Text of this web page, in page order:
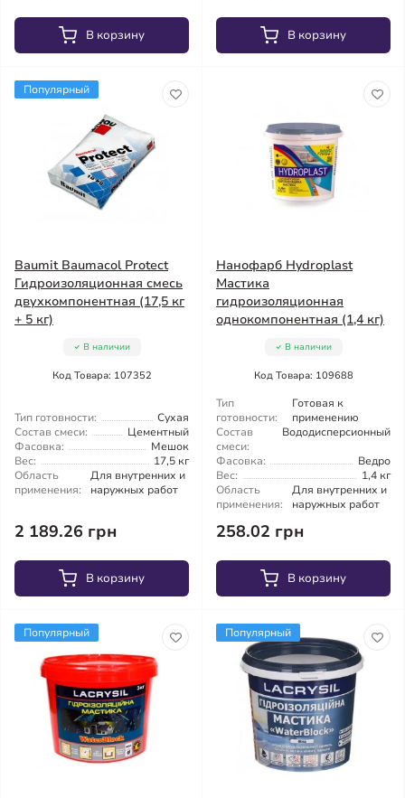
В корзину В корзину
Популярный
Baumit Baumacol Protect
Гидроизоляционная смесь
двухкомпонентная (17,5 кг
+ 5 кг)
В наличии
Код Товара: 107352
Тип готовности:
Сухая
Состав смеси:
Цементный
Фасовка:
Мешок
Вес:
17,5 кг
Область
применения:
Для внутренних и
наружных работ
2 189.26 грн
В корзину
Нанофарб Hydroplast
Мастика
гидроизоляционная
однокомпонентная (1,4 кг)
В наличии
Код Товара: 109688
Тип
готовности:
Готовая к
применению
Состав
смеси:
Вододисперсионный
Фасовка:
Ведро
Вес:
1,4 кг
Область
применения:
Для внутренних и
наружных работ
258.02 грн
В корзину
Популярный Популярный